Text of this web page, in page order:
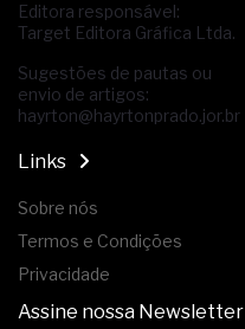
Editora responsável:
Target Editora Gráfica Ltda.
Sugestões de pautas ou
envio de artigos:
hayrton@hayrtonprado.jor.br
Links
Sobre nós
Termos e Condições
Privacidade
Assine nossa Newsletter